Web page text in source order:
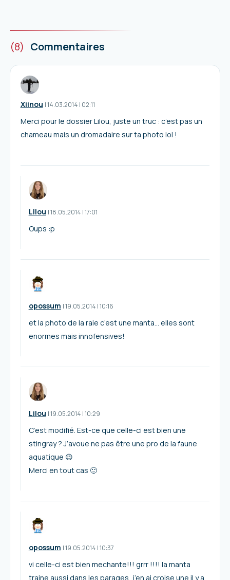
(8) Commentaires
Xiinou I14.03.2014 | 02:11
Merci pour le dossier Lilou, juste un truc : c’est pas un
chameau mais un dromadaire sur ta photo lol !
Lilou I18.05.2014 |17:01
Oups :p
opossum I19.05.2014 |10:16
et la photo de la raie c’est une manta… elles sont
enormes mais innofensives!
Lilou I19.05.2014 |10:29
C’est modifié. Est-ce que celle-ci est bien une
stingray ? J’avoue ne pas être une pro de la faune
aquatique 😉
Merci en tout cas 🙂
opossum I19.05.2014 |10:37
vi celle-ci est bien mechante!!! grrr !!!! la manta
traine aussi dans les parages, j’en ai croise une il y a